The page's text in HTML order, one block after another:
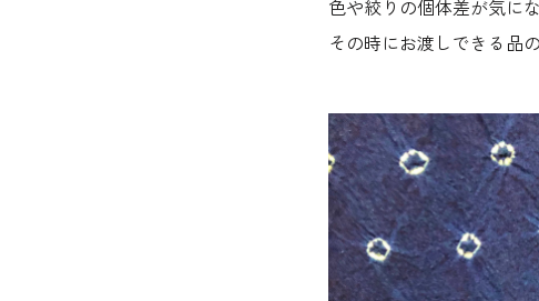
色や絞りの個体差が気に
その時にお渡しできる品